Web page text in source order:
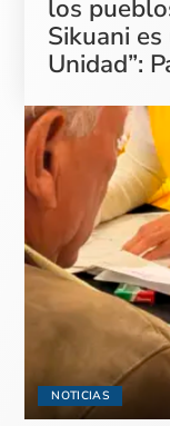
los
Sikuani
Unidad”:
NOTICIAS